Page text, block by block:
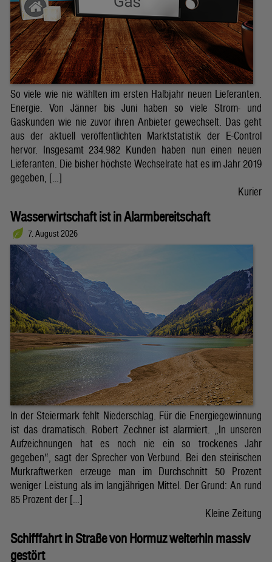
So viele wie nie wählten im ersten Halbjahr neuen Lieferanten.
Energie. Von Jänner bis Juni haben so viele Strom- und
Gaskunden wie nie zuvor ihren Anbieter gewechselt. Das geht
aus der aktuell veröffentlichten Marktstatistik der E-Control
hervor. Insgesamt 234.982 Kunden haben nun einen neuen
Lieferanten. Die bisher höchste Wechselrate hat es im Jahr 2019
gegeben, […]
Kurier
Wasserwirtschaft ist in Alarmbereitschaft
7. August 2026
In der Steiermark fehlt Niederschlag. Für die Energiegewinnung
ist das dramatisch. Robert Zechner ist alarmiert. „In unseren
Aufzeichnungen hat es noch nie ein so trockenes Jahr
gegeben“, sagt der Sprecher von Verbund. Bei den steirischen
Murkraftwerken erzeuge man im Durchschnitt 50 Prozent
weniger Leistung als im langjährigen Mittel. Der Grund: An rund
85 Prozent der […]
Kleine Zeitung
Schifffahrt in Straße von Hormuz weiterhin massiv
gestört